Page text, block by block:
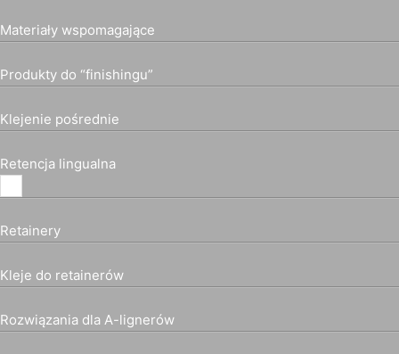
Materiały wspomagające
Produkty do “finishingu”
Klejenie pośrednie
Retencja lingualna
Retainery
Kleje do retainerów
Rozwiązania dla A-lignerów